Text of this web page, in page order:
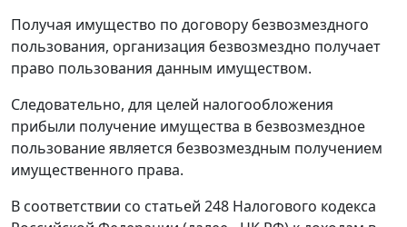
Получая имущество по договору безвозмездного
пользования, организация безвозмездно получает
право пользования данным имуществом.
Следовательно, для целей налогообложения
прибыли получение имущества в безвозмездное
пользование является безвозмездным получением
имущественного права.
В соответствии со статьей 248 Налогового кодекса